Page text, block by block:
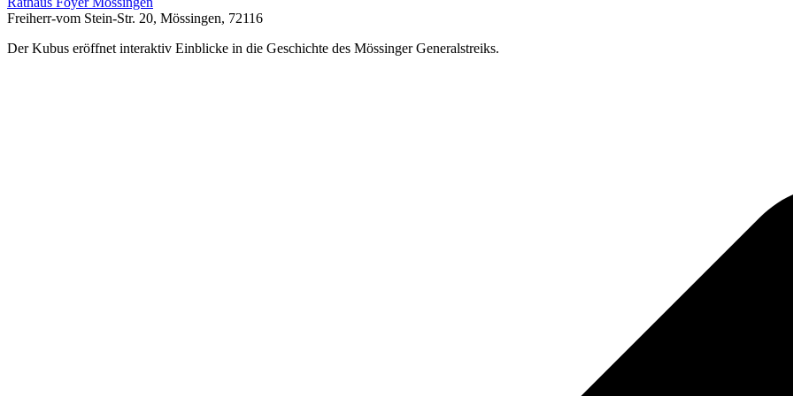
Freiherr-vom Stein-Str. 20, Mössingen, 72116
Der Kubus eröffnet interaktiv Einblicke in die Geschichte des Mössinger Generalstreiks.